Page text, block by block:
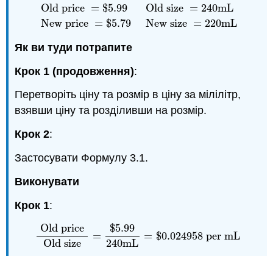
Old price = $5.99
New price = $5.79
Old size = 240mL
New size = 220mL
Old price 5.99Old size =240 LNew price
Як ви туди потрапите
Крок 1 (продовження):
Перетворіть ціну та розмір в ціну за мілілітр,
взявши ціну та розділивши на розмір.
Крок 2:
Застосувати Формулу 3.1.
Виконувати
Крок 1:
Old price
Old size
=
$5.99
240mL
= $0.024958per mL
Old priceOld size=$ 5.99240mL= $0.024958